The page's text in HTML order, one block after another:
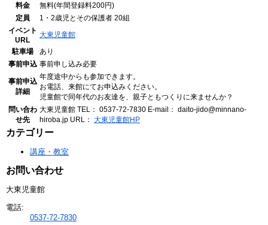
料金
無料(年間登録料200円)
定員
1・2歳児とその保護者 20組
イベント
URL
大東児童館
駐車場
あり
事前申込 事前申し込み必要
事前申込
詳細
年度途中からも参加できます。
お電話、来館にてお申込みください。
児童館で同年代のお友達を、親子ともつくりに来ませんか？
問い合わ
せ先
大東児童館 TEL： 0537-72-7830 E-mail： daito-jido@minnano-
hiroba.jp URL： 大東児童館HP
カテゴリー
講座・教室
お問い合わせ
大東児童館
電話:
0537-72-7830